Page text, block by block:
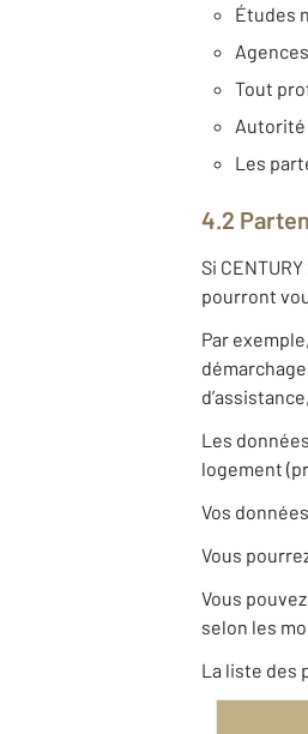
Études
Tout
Autorité
Les
4.2
Si
pourront
Par
Les
logement
Vos
Vous
Vous
selon les
La liste des